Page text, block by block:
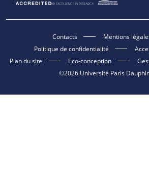
Contacts
Mentions
Politique de confidentialité
Plan du site
Eco-conception
©2026 Université Paris